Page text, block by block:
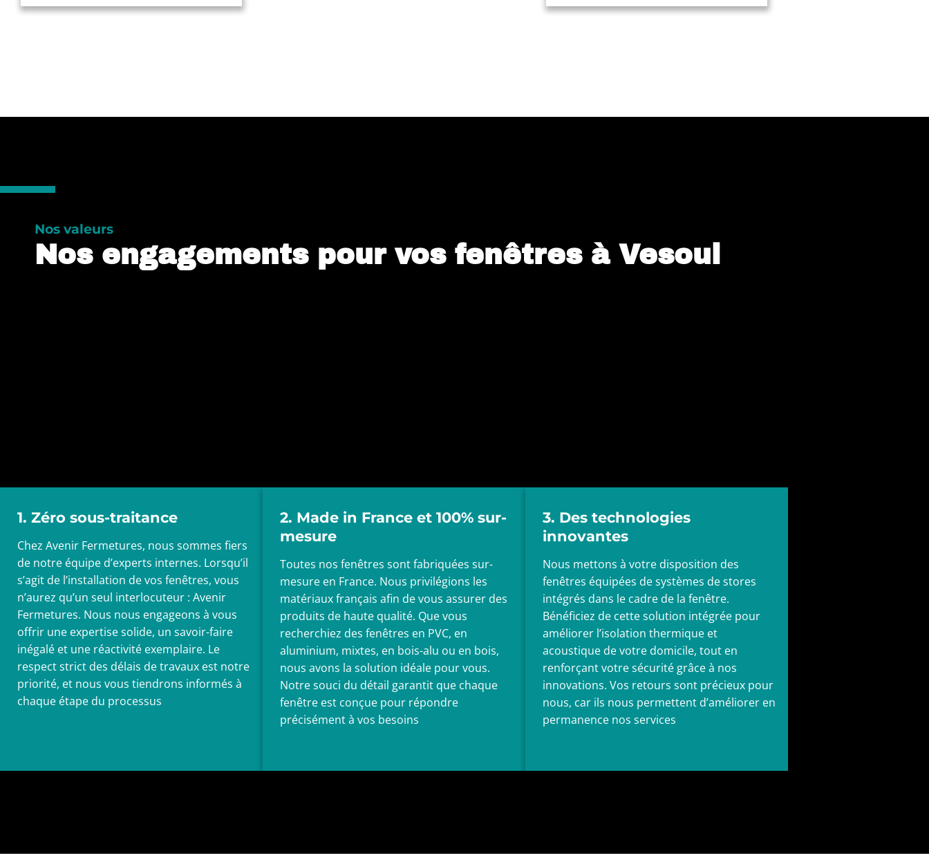
Nos valeurs
Nos engagements pour vos fenêtres à Vesoul
1. Zéro sous-traitance
Chez Avenir Fermetures, nous sommes fiers
de notre équipe d’experts internes. Lorsqu’il
s’agit de l’installation de vos fenêtres, vous
n’aurez qu’un seul interlocuteur : Avenir
Fermetures. Nous nous engageons à vous
offrir une expertise solide, un savoir-faire
inégalé et une réactivité exemplaire. Le
respect strict des délais de travaux est notre
priorité, et nous vous tiendrons informés à
chaque étape du processus
2. Made in France et 100% sur-
mesure
Toutes nos fenêtres sont fabriquées sur-
mesure en France. Nous privilégions les
matériaux français afin de vous assurer des
produits de haute qualité. Que vous
recherchiez des fenêtres en PVC, en
aluminium, mixtes, en bois-alu ou en bois,
nous avons la solution idéale pour vous.
Notre souci du détail garantit que chaque
fenêtre est conçue pour répondre
précisément à vos besoins
3. Des technologies
innovantes
Nous mettons à votre disposition des
fenêtres équipées de systèmes de stores
intégrés dans le cadre de la fenêtre.
Bénéficiez de cette solution intégrée pour
améliorer l’isolation thermique et
acoustique de votre domicile, tout en
renforçant votre sécurité grâce à nos
innovations. Vos retours sont précieux pour
nous, car ils nous permettent d’améliorer en
permanence nos services